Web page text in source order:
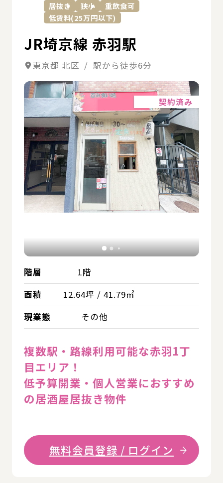
居抜き 狭小
重飲食可
低賃料(25万円以下)
JR埼京線 赤羽駅
東京都 北区 / 駅から徒歩6分
契約済み
階層
1階
面積
12.64坪 / 41.79㎡
現業態
その他
複数駅・路線利用可能な赤羽1丁
目エリア！
低予算開業・個人営業におすすめ
の居酒屋居抜き物件
無料会員登録 / ログイン